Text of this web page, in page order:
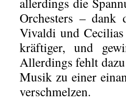
Orchesters – dank
Vivaldi und
kräftiger, und
Allerdings fehlt
Musik zu einer
verschmelzen.